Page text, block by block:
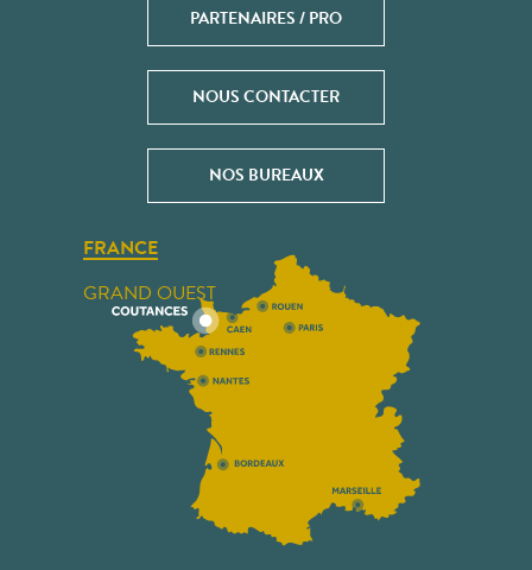
PARTENAIRES / PRO
NOUS CONTACTER
NOS BUREAUX
FRANCE
GRAND OUEST